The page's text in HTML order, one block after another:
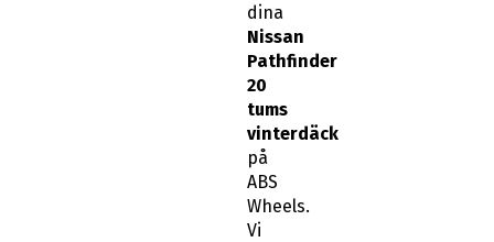
dina
Nissan
Pathfinder
20
tums
vinterdäck
på
ABS
Wheels.
Vi